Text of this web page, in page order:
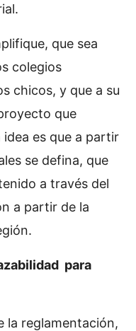
que sea
colegios
chicos, y que a su
que
es que a partir
se defina, que
a través del
a partir de la
para
la reglamentación,